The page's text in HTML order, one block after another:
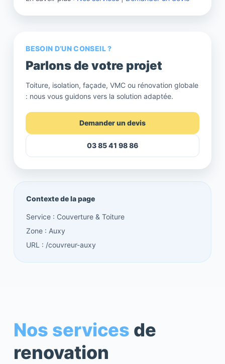
BESOIN D’UN CONSEIL ?
Parlons de votre projet
Toiture, isolation, façade, VMC ou rénovation globale
: nous vous guidons vers la solution adaptée.
Demander un devis
03 85 41 98 86
Contexte de la page
Service : Couverture & Toiture
Zone : Auxy
URL : /couvreur-auxy
Nos services de
renovation